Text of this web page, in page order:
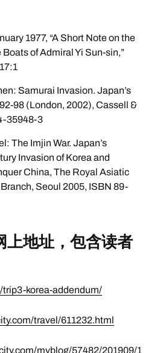
1977, “A Short Note on the
of Admiral Yi Sun-sin,”
Samurai Invasion. Japan’s
98 (London, 2002), Cassell &
35948-3
The Imjin War. Japan’s
Invasion of Korea and
China, The Royal Asiatic
Seoul 2005, ISBN 89-
上地址，包含读者
korea-addendum/
travel/611232.html
myblog/57482/201909/1